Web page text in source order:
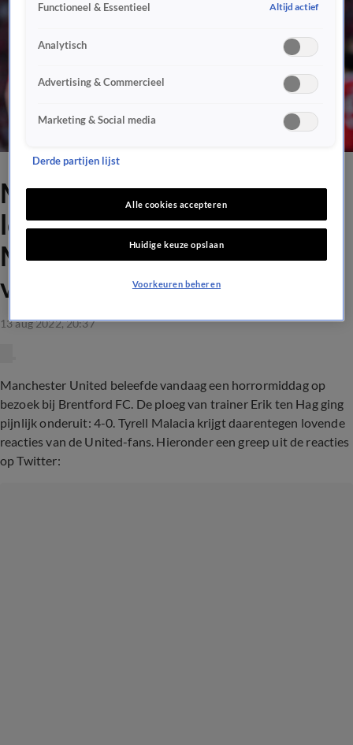
Manchester United-fans
lovend over optreden
Malacia: 'Hij was de beste
vandaag!'
13 aug 2022, 20:37
Manchester United beleefde vandaag een horrormiddag op
bezoek bij Brentford FC. De ploeg van trainer Erik ten Hag ging
pijnlijk onderuit: 4-0. Tyrell Malacia krijgt daarentegen lovende
reacties van de United-fans. Hieronder een greep uit de reacties
op Twitter:
Functioneel & Essentieel Altijd actief
Analytisch
Advertising & Commercieel
Marketing & Social media
Derde partijen lijst
Alle cookies accepteren
Huidige keuze opslaan
Voorkeuren beheren